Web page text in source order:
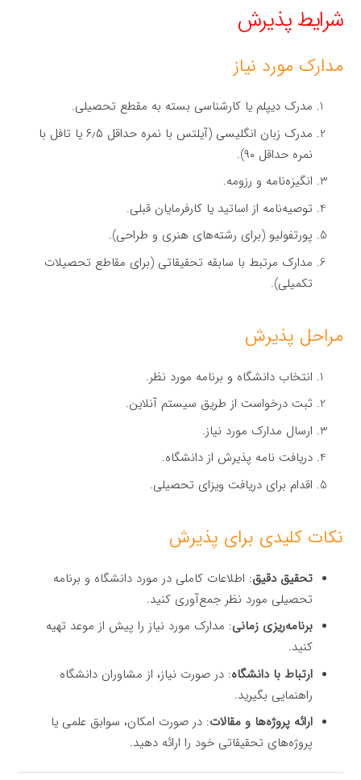
شرایط پذیرش
مدارک مورد نیاز
مدرک دیپلم یا کارشناسی بسته به مقطع تحصیلی.
مدرک زبان انگلیسی (آیلتس با نمره حداقل ۶٫۵ یا تافل با
نمره حداقل ۹۰).
انگیزه‌نامه و رزومه.
توصیه‌نامه از اساتید یا کارفرمایان قبلی.
پورتفولیو (برای رشته‌های هنری و طراحی).
مدارک مرتبط با سابقه تحقیقاتی (برای مقاطع تحصیلات
تکمیلی).
مراحل پذیرش
انتخاب دانشگاه و برنامه مورد نظر.
ثبت درخواست از طریق سیستم آنلاین.
ارسال مدارک مورد نیاز.
دریافت نامه پذیرش از دانشگاه.
اقدام برای دریافت ویزای تحصیلی.
نکات کلیدی برای پذیرش
تحقیق دقیق: اطلاعات کاملی در مورد دانشگاه و برنامه
تحصیلی مورد نظر جمع‌آوری کنید.
برنامه‌ریزی زمانی: مدارک مورد نیاز را پیش از موعد تهیه
کنید.
ارتباط با دانشگاه: در صورت نیاز، از مشاوران دانشگاه
راهنمایی بگیرید.
ارائه پروژه‌ها و مقالات: در صورت امکان، سوابق علمی یا
پروژه‌های تحقیقاتی خود را ارائه دهید.